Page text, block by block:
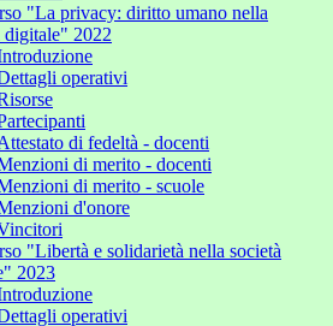
"La privacy: diritto umano nella
digitale" 2022
operativi
di fedeltà - docenti
di merito - docenti
di merito - scuole
d'onore
"Libertà e solidarietà nella società
2023
operativi